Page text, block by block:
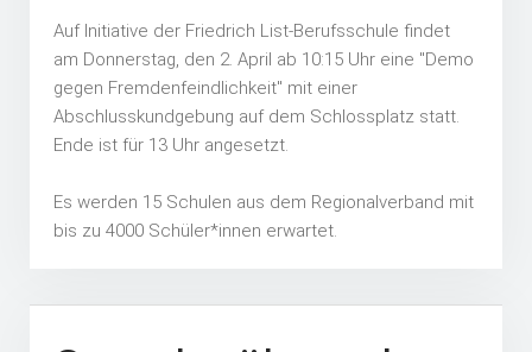
Auf Initiative der Friedrich List-Berufsschule findet
am Donnerstag, den 2. April ab 10:15 Uhr eine "Demo
gegen Fremdenfeindlichkeit" mit einer
Abschlusskundgebung auf dem Schlossplatz statt.
Ende ist für 13 Uhr angesetzt.
Es werden 15 Schulen aus dem Regionalverband mit
bis zu 4000 Schüler*innen erwartet.